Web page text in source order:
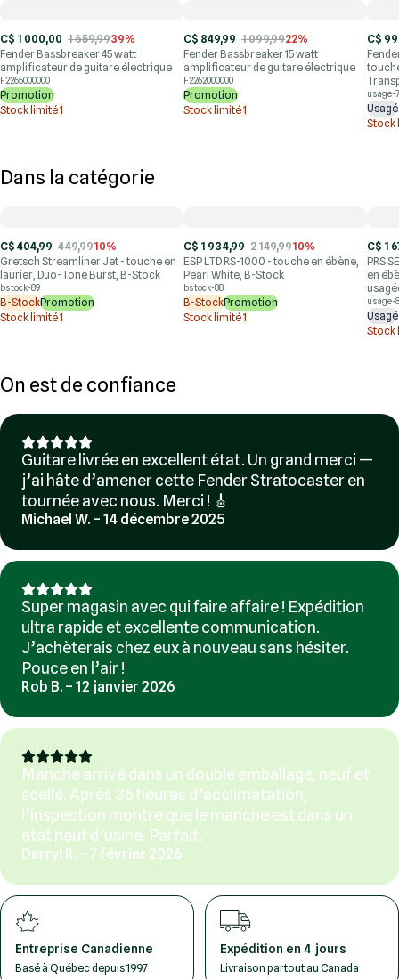
C$ 1 000,00 1 659,9939%
Fender Bassbreaker 45 watt
amplificateur de guitare électrique
F2265000000
Promotion
Stock limité1
C$ 849,99 1 099,9922%
Fender Bassbreaker 15 watt
amplificateur de guitare électrique
F2262000000
Promotion
Stock limité1
C$
usage-
Usagé
Stock
Dans la catégorie
C$ 404,99 449,9910%
Gretsch Streamliner Jet - touche en
laurier, Duo-Tone Burst, B-Stock
bstock-89
B-StockPromotion
Stock limité1
C$ 1 934,99 2 149,9910%
ESP LTD RS-1000 - touche en ébène,
Pearl White, B-Stock
bstock-88
B-StockPromotion
Stock limité1
C$ 1
PRS
en
usage-
Usagé
Stock
On est de confiance
Guitare livrée en excellent état. Un grand merci —
j’ai hâte d’amener cette Fender Stratocaster en
tournée avec nous. Merci ! 🎸
Michael W. – 14 décembre 2025
Super magasin avec qui faire affaire ! Expédition
ultra rapide et excellente communication.
J’achèterais chez eux à nouveau sans hésiter.
Pouce en l’air !
Rob B. – 12 janvier 2026
Manche arrivé dans un double emballage, neuf et
scellé. Après 36 heures d’acclimatation,
l’inspection montre que le manche est dans un
état neuf d’usine. Parfait.
Darryl R. – 7 février 2026
Entreprise Canadienne
Basé à Québec depuis 1997
Expédition en 4 jours
Livraison partout au Canada